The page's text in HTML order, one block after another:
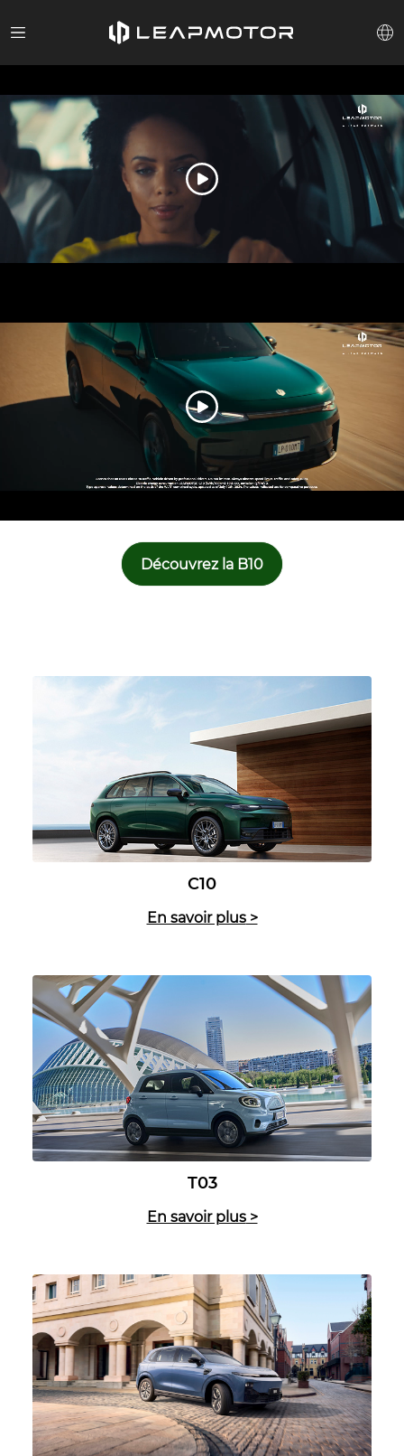
Découvrez la B10
C10
En savoir plus>
T03
En savoir plus>